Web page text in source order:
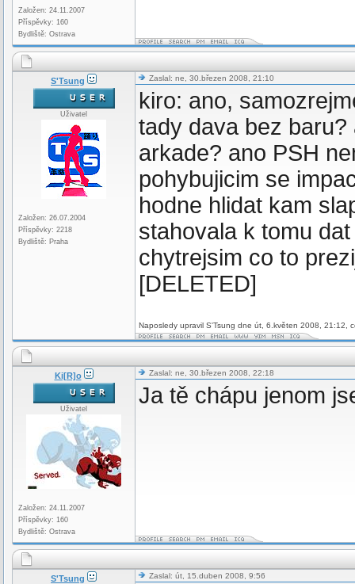
Založen: 24.11.2007
Příspěvky: 160
Bydliště: Ostrava
S'Tsung
Uživatel
Založen: 26.07.2004
Příspěvky: 2218
Bydliště: Praha
Zaslal: ne, 30.březen 2008, 21:10
kiro: ano,
tady dava bez
arkade? ano PSH
pohybujicim se
hodne hlidat kam
stahovala k tomu
chytrejsim co to
[DELETED]
Naposledy upravil S'Tsung dne út, 6.květen 2008, 21:12,
Ki[R]o
Uživatel
Založen: 24.11.2007
Příspěvky: 160
Bydliště: Ostrava
Zaslal: ne, 30.březen 2008, 22:18
Ja tě chápu jenom
S'Tsung Zaslal: út, 15.duben 2008, 9:56